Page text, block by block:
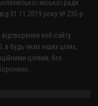
міської ради
01.11.2019 року № 235-р
веб-сайту
будь-яких інших цілях,
цілями, без